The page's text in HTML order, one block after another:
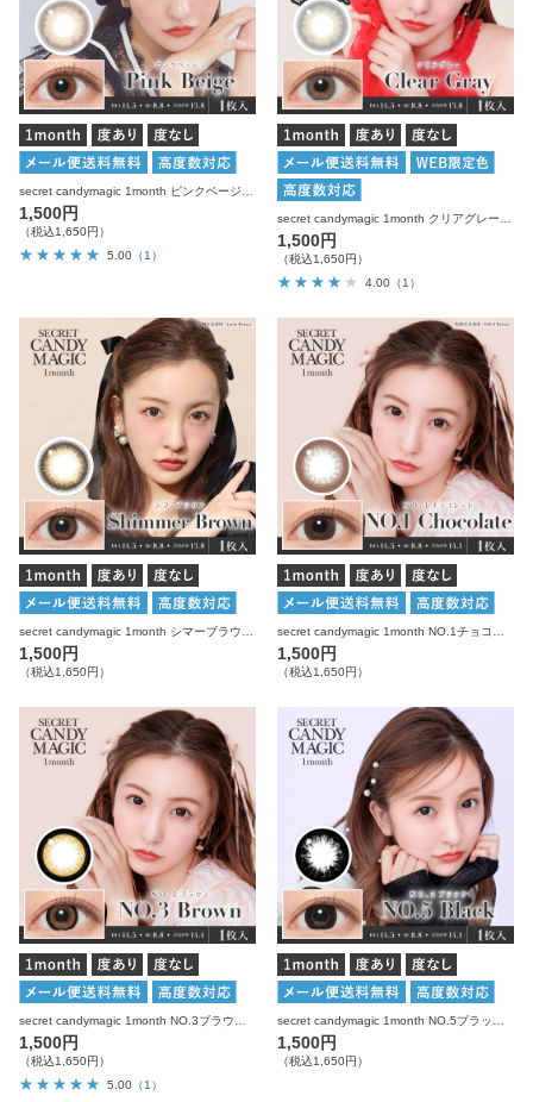
1,500円
（税込1,650円）
5.00 （1）
1,500円
（税込1,650円）
4.00 （1）
1,500円
（税込1,650円）
1,500円
（税込1,650円）
1,500円
（税込1,650円）
5.00 （1）
1,500円
（税込1,650円）